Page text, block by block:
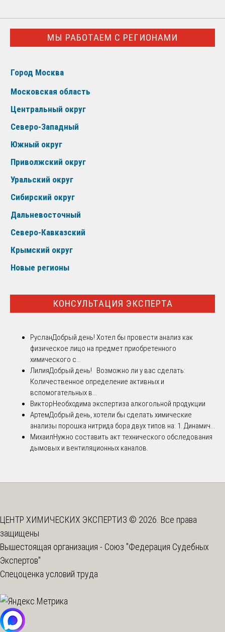
МЫ РАБОТАЕМ С РЕГИОНАМИ
Город Москва
Московская область
Центральный округ
Северо-Западный
Южный округ
Приволжский округ
Уральский округ
Сибирский округ
Дальневосточный
Северо-Кавказский
Крымский округ
Новые регионы
КОНСУЛЬТАЦИЯ ЭКСПЕРТА
РусланДобрый день! Хотел бы провести анализ как
физическое лицо на предмет приобретенного
химического с...
ЛилияДобрый день! Возможно ли у вас сделать:
Количественное определение активных и
вспомогательных в...
ВикторНеобходима экспертиза алкогольной продукции
АртемДобрый день, хотели бы сделать химические
анализы порошка нитрида бора двух типов на: 1. Динамич...
МихаилНужно составить акт технического обследования
дымовых и вентиляционных каналов.
ЦЕНТР ХИМИЧЕСКИХ ЭКСПЕРТИЗ © 2026. Все права
защищены
Вышестоящая организация - Союз "Федерация Судебных
Экспертов"
Спецоценка условий труда